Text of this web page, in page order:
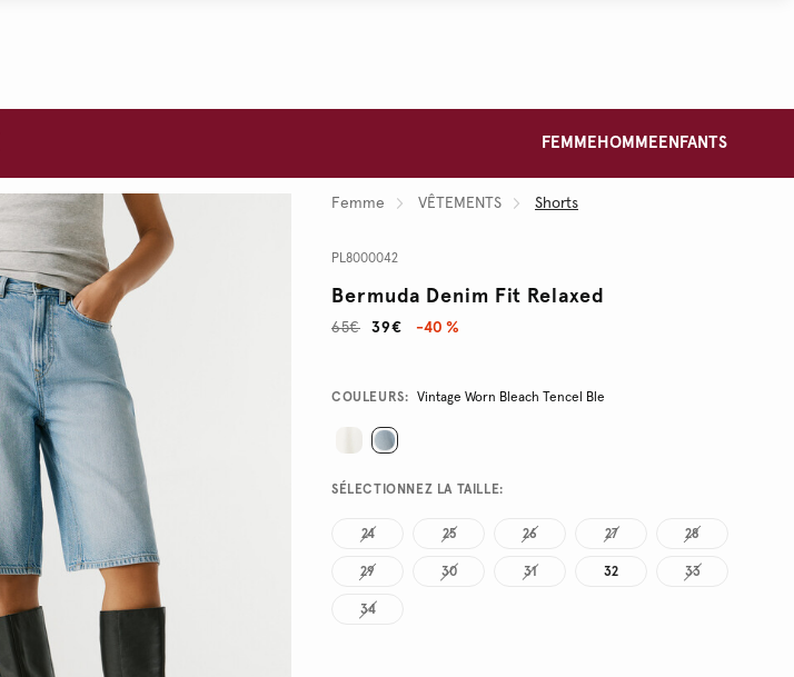
FEMME HOMME ENFANTS
Femme VÊTEMENTS Shorts
PL8000042
Bermuda Denim Fit Relaxed
39€
65€ -40 %
Promotions
Variations
COULEURS: Vintage Worn Bleach Tencel Ble
SÉLECTIONNEZ LA TAILLE:
24 25 26 27 28
29 30 31 32 33
34